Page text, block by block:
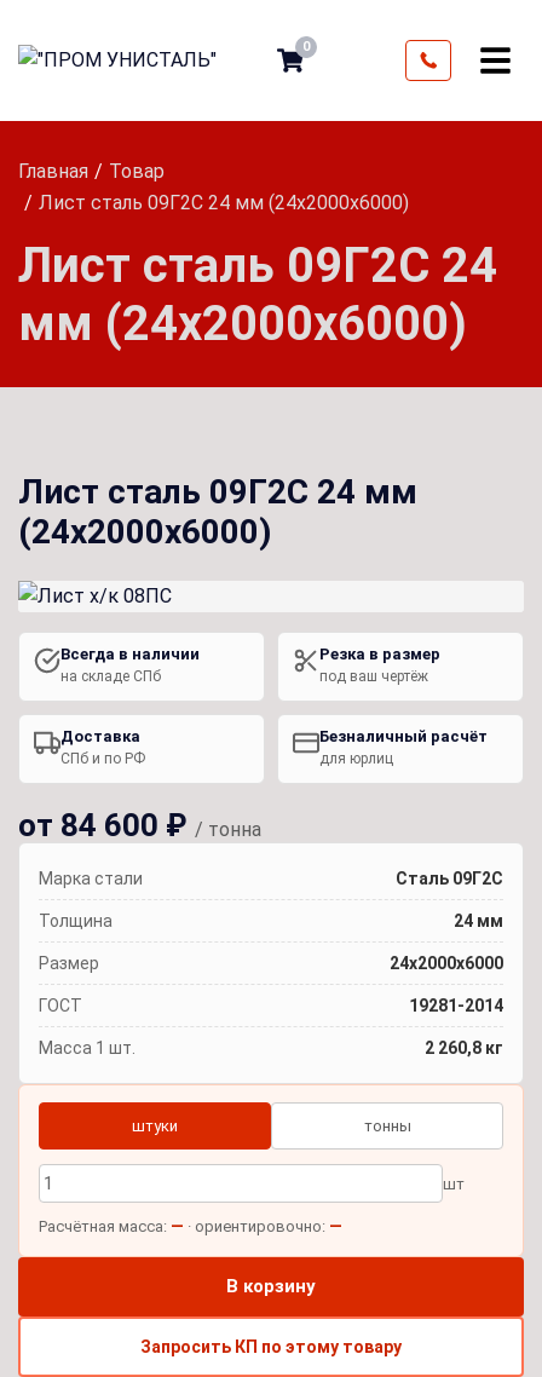
0
Главная
Товар
Лист сталь 09Г2С 24 мм (24х2000х6000)
Лист сталь 09Г2С 24
мм (24х2000х6000)
Лист сталь 09Г2С 24 мм
(24х2000х6000)
Всегда в наличии
на складе СПб
Резка в размер
под ваш чертёж
Доставка
СПб и по РФ
Безналичный расчёт
для юрлиц
от 84 600 ₽ / тонна
Марка стали Сталь 09Г2С
Толщина 24 мм
Размер 24х2000х6000
ГОСТ 19281-2014
Масса 1 шт. 2 260,8 кг
штуки тонны
шт
Расчётная масса: — · ориентировочно: —
В корзину
Запросить КП по этому товару